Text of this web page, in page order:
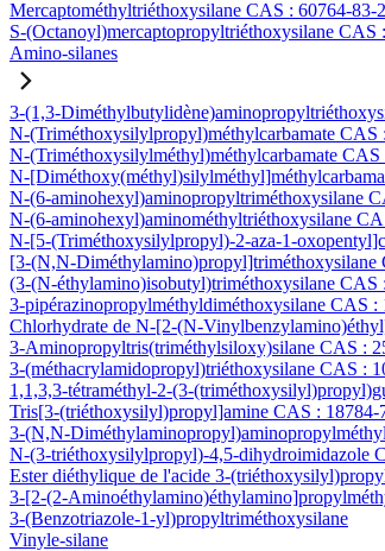
Mercaptométhyltriéthoxysilane CAS : 60764-83-2
S-(Octanoyl)mercaptopropyltriéthoxysilane CAS
Amino-silanes
3-(1,3-
N-(Triméthoxysilylpropyl)méthylcarbamate CAS
N-(Triméthoxysilylméthyl)méthylcarbamate CAS
N-
N-(6-aminohexyl)aminopropyltriméthoxysilane
N-(6-aminohexyl)aminométhyltriéthoxysilane
N-[5-(Triméthoxysilylpropyl)-2-aza-1-
[3-(N,N-Diméthylamino)propyl]triméthoxysilane
(3-(N-éthylamino)isobutyl)triméthoxysilane CAS
3-pipérazinopropylméthyldiméthoxysilane CAS :
Chlorhydrate de N-[2-(N-
3-Aminopropyltris(triméthylsiloxy)silane CAS :
3-(méthacrylamidopropyl)triéthoxysilane CAS :
1,1,3,3-tétraméthyl-2-(3-
Tris[3-(triéthoxysilyl)propyl]amine CAS : 18784-
3-(N,N-
N-(3-triéthoxysilylpropyl)-4,5-dihydroimidazole
Ester diéthylique de l'acide 3-
3-[2-(2-
3-(Benzotriazole-1-yl)propyltriméthoxysilane
Vinyle-silane